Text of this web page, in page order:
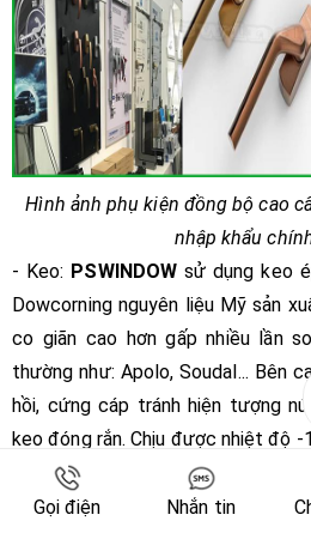
Hình ảnh phụ kiện đồng bộ cao
nhập khẩu
- Keo: PSWINDOW sử dụng keo
Dowcorning nguyên liệu Mỹ sản
co giãn cao hơn gấp nhiều lần
thường như: Apolo, Soudal... Bên
hồi, cứng cáp tránh hiện tượng
keo đóng rắn. Chịu được nhiệt độ -
Gọi điện Nhắn tin